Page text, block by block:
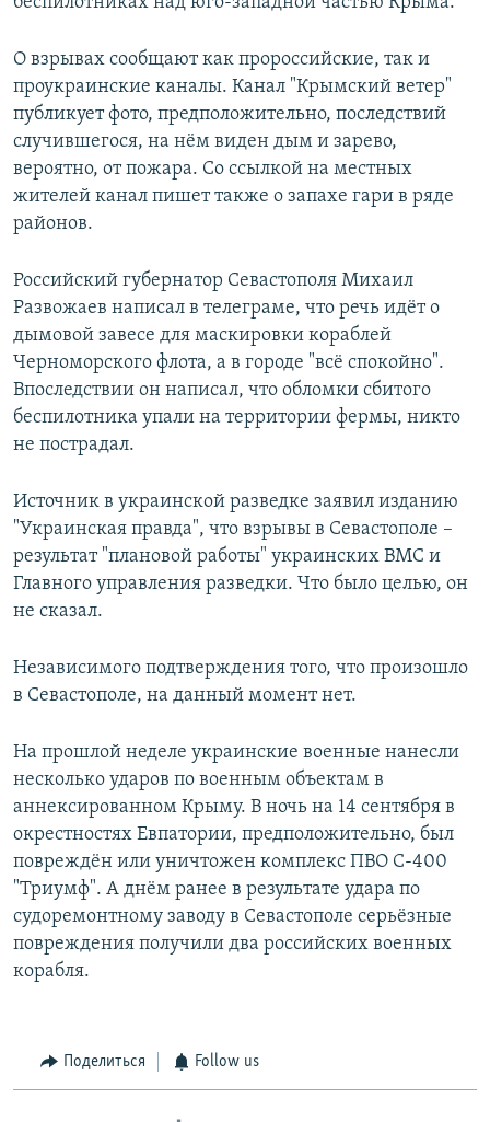
О взрывах сообщают как пророссийские, так и
проукраинские каналы. Канал "Крымский ветер"
публикует фото, предположительно, последствий
случившегося, на нём виден дым и зарево,
вероятно, от пожара. Со ссылкой на местных
жителей канал пишет также о запахе гари в ряде
районов.
Российский губернатор Севастополя Михаил
Развожаев написал в телеграме, что речь идёт о
дымовой завесе для маскировки кораблей
Черноморского флота, а в городе "всё спокойно".
Впоследствии он написал, что обломки сбитого
беспилотника упали на территории фермы, никто
не пострадал.
Источник в украинской разведке заявил изданию
"Украинская правда", что взрывы в Севастополе –
результат "плановой работы" украинских ВМС и
Главного управления разведки. Что было целью, он
не сказал.
Независимого подтверждения того, что произошло
в Севастополе, на данный момент нет.
На прошлой неделе украинские военные нанесли
несколько ударов по военным объектам в
аннексированном Крыму. В ночь на 14 сентября в
окрестностях Евпатории, предположительно, был
повреждён или уничтожен комплекс ПВО С-400
"Триумф". А днём ранее в результате удара по
судоремонтному заводу в Севастополе серьёзные
повреждения получили два российских военных
корабля.
Поделиться Follow us